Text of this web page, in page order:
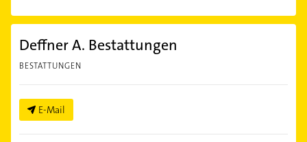
Deffner A. Bestattungen
BESTATTUNGEN
E-Mail